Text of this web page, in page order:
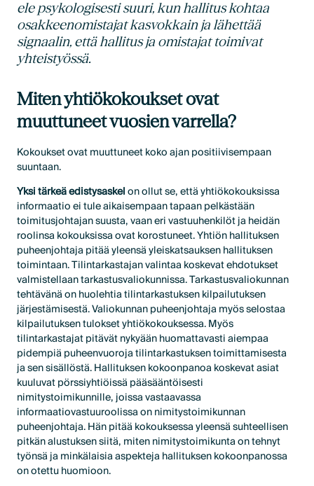
ele psykologisesti suuri, kun hallitus kohtaa
osakkeenomistajat kasvokkain ja lähettää
signaalin, että hallitus ja omistajat toimivat
yhteistyössä.
Miten yhtiökokoukset ovat
muuttuneet vuosien varrella?
Kokoukset ovat muuttuneet koko ajan positiivisempaan
suuntaan.
Yksi tärkeä edistysaskelon ollut se, että yhtiökokouksissa
informaatio ei tule aikaisempaan tapaan pelkästään
toimitusjohtajan suusta, vaan eri vastuuhenkilöt ja heidän
roolinsa kokouksissa ovat korostuneet. Yhtiön hallituksen
puheenjohtaja pitää yleensä yleiskatsauksen hallituksen
toimintaan. Tilintarkastajan valintaa koskevat ehdotukset
valmistellaan tarkastusvaliokunnissa. Tarkastusvaliokunnan
tehtävänä on huolehtia tilintarkastuksen kilpailutuksen
järjestämisestä. Valiokunnan puheenjohtaja myös selostaa
kilpailutuksen tulokset yhtiökokouksessa. Myös
tilintarkastajat pitävät nykyään huomattavasti aiempaa
pidempiä puheenvuoroja tilintarkastuksen toimittamisesta
ja sen sisällöstä. Hallituksen kokoonpanoa koskevat asiat
kuuluvat pörssiyhtiöissä pääsääntöisesti
nimitystoimikunnille, joissa vastaavassa
informaatiovastuuroolissa on nimitystoimikunnan
puheenjohtaja. Hän pitää kokouksessa yleensä suhteellisen
pitkän alustuksen siitä, miten nimitystoimikunta on tehnyt
työnsä ja minkälaisia aspekteja hallituksen kokoonpanossa
on otettu huomioon.